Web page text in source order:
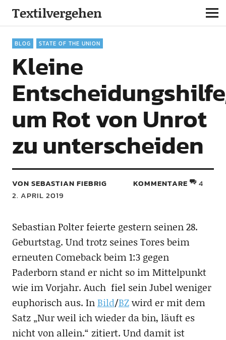
Textilvergehen
BLOG STATE OF THE UNION
Kleine
um Rot von Unrot
zu unterscheiden
VON SEBASTIAN FIEBRIG
2. APRIL 2019
KOMMENTARE 4
Sebastian Polter feierte gestern seinen 28.
Geburtstag. Und trotz seines Tores beim
erneuten Comeback beim 1:3 gegen
Paderborn stand er nicht so im Mittelpunkt
wie im Vorjahr. Auch fiel sein Jubel weniger
euphorisch aus. InBild/BZwird er mit dem
Satz „Nur weil ich wieder da bin, läuft es
nicht von allein.“ zitiert. Und damit ist